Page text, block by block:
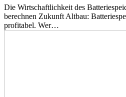
Die Wirtschaftlichkeit des
berechnen Zukunft Altbau:
profitabel. Wer…